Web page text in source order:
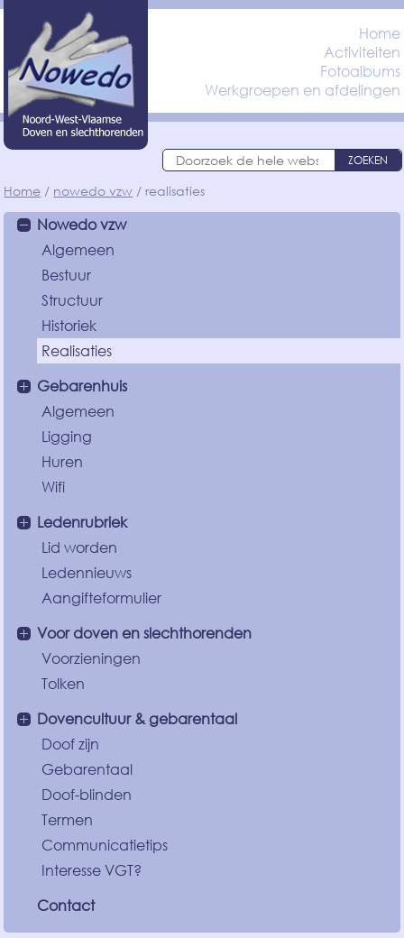
Home
Activiteiten
Fotoalbums
Werkgroepen en afdelingen
ZOEKEN
Home nowedo vzw realisaties
Nowedo vzw
Algemeen
Bestuur
Structuur
Historiek
Realisaties
Gebarenhuis
Algemeen
Ligging
Huren
Wifi
Ledenrubriek
Lid worden
Ledennieuws
Aangifteformulier
Voor doven en slechthorenden
Voorzieningen
Tolken
Dovencultuur & gebarentaal
Doof zijn
Gebarentaal
Doof-blinden
Termen
Communicatietips
Interesse VGT?
Contact